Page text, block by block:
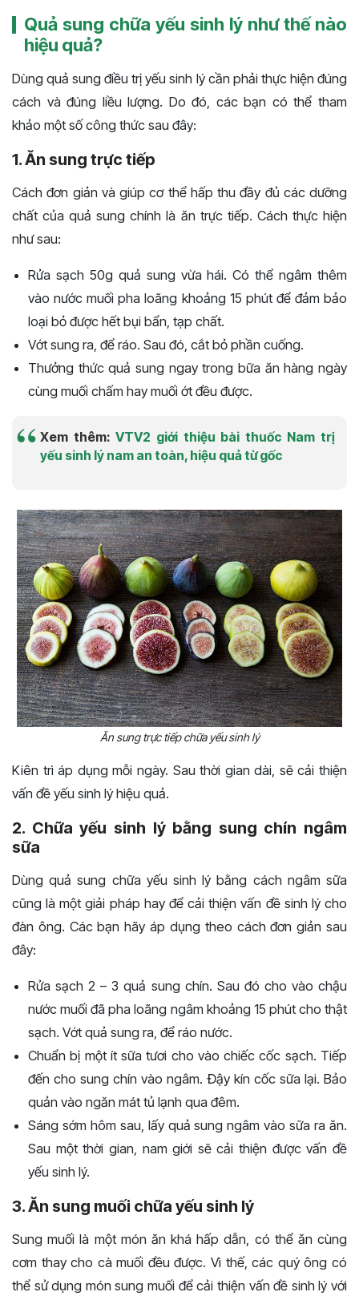
Quả sung chữa yếu sinh lý như thế nào
hiệu quả?
Dùng quả sung điều trị yếu sinh lý cần phải thực hiện đúng
cách và đúng liều lượng. Do đó, các bạn có thể tham
khảo một số công thức sau đây:
1. Ăn sung trực tiếp
Cách đơn giản và giúp cơ thể hấp thu đầy đủ các dưỡng
chất của quả sung chính là ăn trực tiếp. Cách thực hiện
như sau:
Rửa sạch 50g quả sung vừa hái. Có thể ngâm thêm
vào nước muối pha loãng khoảng 15 phút để đảm bảo
loại bỏ được hết bụi bẩn, tạp chất.
Vớt sung ra, để ráo. Sau đó, cắt bỏ phần cuống.
Thưởng thức quả sung ngay trong bữa ăn hàng ngày
cùng muối chấm hay muối ớt đều được.
Xem thêm:VTV2 giới thiệu bài thuốc Nam trị
yếu sinh lý nam an toàn, hiệu quả từ gốc
Ăn sung trực tiếp chữa yếu sinh lý
Kiên trì áp dụng mỗi ngày. Sau thời gian dài, sẽ cải thiện
vấn đề yếu sinh lý hiệu quả.
2. Chữa yếu sinh lý bằng sung chín ngâm
sữa
Dùng quả sung chữa yếu sinh lý bằng cách ngâm sữa
cũng là một giải pháp hay để cải thiện vấn đề sinh lý cho
đàn ông. Các bạn hãy áp dụng theo cách đơn giản sau
đây:
Rửa sạch 2 – 3 quả sung chín. Sau đó cho vào chậu
nước muối đã pha loãng ngâm khoảng 15 phút cho thật
sạch. Vớt quả sung ra, để ráo nước.
Chuẩn bị một ít sữa tươi cho vào chiếc cốc sạch. Tiếp
đến cho sung chín vào ngâm. Đậy kín cốc sữa lại. Bảo
quản vào ngăn mát tủ lạnh qua đêm.
Sáng sớm hôm sau, lấy quả sung ngâm vào sữa ra ăn.
Sau một thời gian, nam giới sẽ cải thiện được vấn đề
yếu sinh lý.
3. Ăn sung muối chữa yếu sinh lý
Sung muối là một món ăn khá hấp dẫn, có thể ăn cùng
cơm thay cho cà muối đều được. Vì thế, các quý ông có
thể sử dụng món sung muối để cải thiện vấn đề sinh lý với